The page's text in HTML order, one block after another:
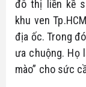
đô thị liền kề
khu ven
địa ốc. Trong
ưa chuộng. Họ
mào” cho sức